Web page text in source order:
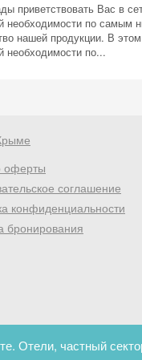
приветствовать Вас в
необходимости по самым
нашей продукции. В
необходимости по...
оферты
соглашение
конфиденциальности
бронирования
Отели, частный